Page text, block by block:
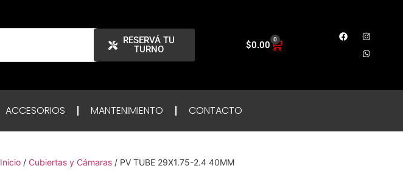
RESERVÁ TU
TURNO
$0.00 0
ACCESORIOS MANTENIMIENTO CONTACTO
Inicio / Cubiertas y Cámaras / PV TUBE 29X1.75-2.4 40MM